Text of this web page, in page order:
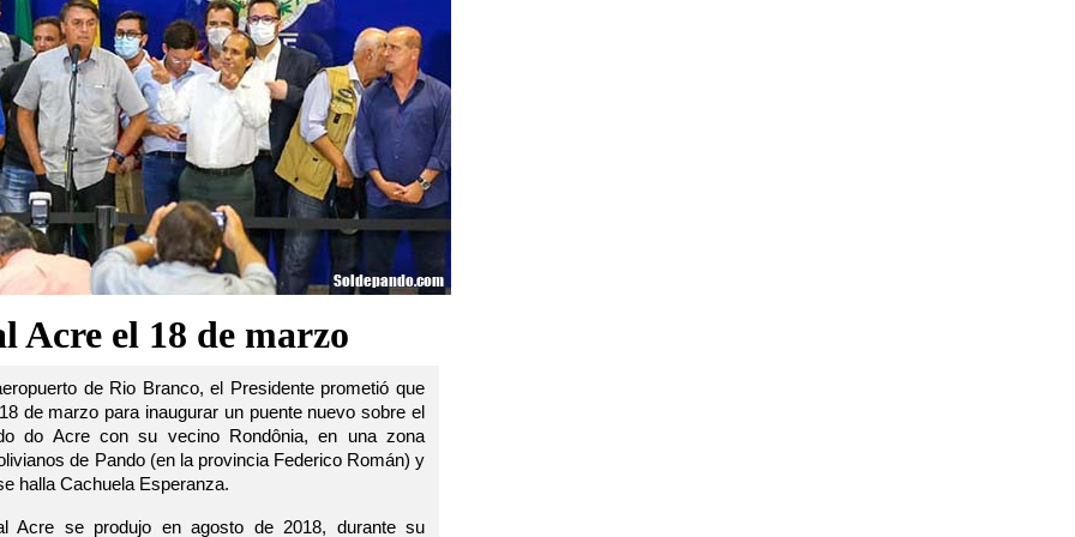
Acre el 18 de marzo
de Rio Branco, el Presidente prometió que
de marzo para inaugurar un puente nuevo sobre el
do Acre con su vecino Rondônia, en una zona
de Pando (en la provincia Federico Román) y
halla Cachuela Esperanza.
Acre se produjo en agosto de 2018, durante su